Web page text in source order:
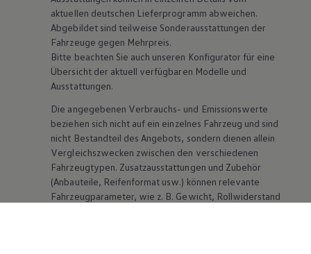
aktuellen deutschen Lieferprogramm abweichen.
Abgebildet sind teilweise Sonderausstattungen der
Fahrzeuge gegen Mehrpreis.
Bitte beachten Sie auch unseren Konfigurator für eine
Übersicht der aktuell verfügbaren Modelle und
Ausstattungen.
Die angegebenen Verbrauchs- und Emissionswerte
beziehen sich nicht auf ein einzelnes Fahrzeug und sind
nicht Bestandteil des Angebots, sondern dienen allein
Vergleichszwecken zwischen den verschiedenen
Fahrzeugtypen. Zusatzausstattungen und Zubehör
(Anbauteile, Reifenformat usw.) können relevante
Fahrzeugparameter, wie z. B. Gewicht, Rollwiderstand